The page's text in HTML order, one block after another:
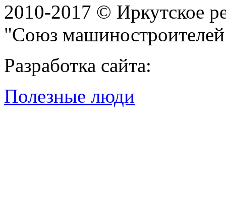
2010-2017 © Иркутское
"Союз
Разработка сайта:
Полезные люди